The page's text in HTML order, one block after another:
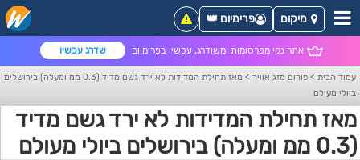
אתר נקי מפרסומות ומשודרג, עכשיו בפרימיום שדרג עכשיו
מיקום פרימיום 👑
עמוד הבית > פורום מזג אוויר >
מאז תחילת המדידות לא ירד גשם מדיד (0.3 ממ ומעלה) בירושלים
ביולי מעולם
מאז תחילת המדידות לא ירד גשם מדיד
(0.3 ממ ומעלה) בירושלים ביולי מעולם